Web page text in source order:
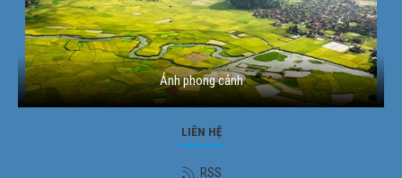
Ảnh phong cảnh
LIÊN HỆ
RSS